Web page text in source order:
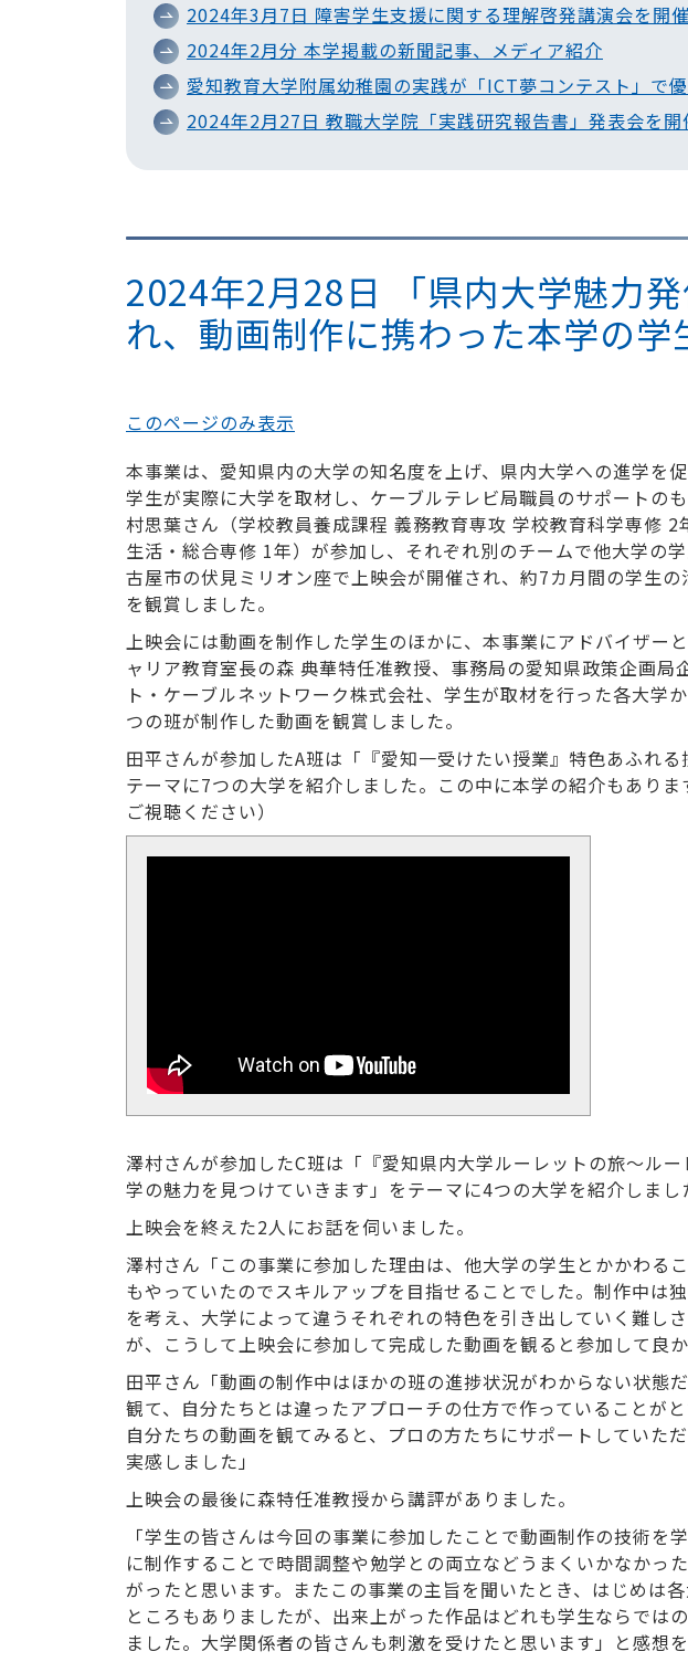
2024年3月7日 障害学生支援に関する理解啓発講演会を開催
2024年2月分 本学掲載の新聞記事、メディア紹介
愛知教育大学附属幼稚園の実践が「ICT夢コンテスト」で
2024年2月27日 教職大学院「実践研究報告書」発表会を開
2024年2月28日 「県内大学魅力
れ、動画制作に携わった本学の学
このページのみ表示
本事業は、愛知県内の大学の知名度を上げ、県内大学への進学を
学生が実際に大学を取材し、ケーブルテレビ局職員のサポートの
村思葉さん（学校教員養成課程 義務教育専攻 学校教育科学専修
生活・総合専修 1年）が参加し、それぞれ別のチームで他大学の
古屋市の伏見ミリオン座で上映会が開催され、約7カ月間の学生
を観賞しました。
上映会には動画を制作した学生のほかに、本事業にアドバイザー
ャリア教育室長の森 典華特任准教授、事務局の愛知県政策企画
ト・ケーブルネットワーク株式会社、学生が取材を行った各大学
つの班が制作した動画を観賞しました。
田平さんが参加したA班は「『愛知一受けたい授業』特色あふれ
テーマに7つの大学を紹介しました。この中に本学の紹介もあり
ご視聴ください）
澤村さんが参加したC班は「『愛知県内大学ルーレットの旅～ル
学の魅力を見つけていきます」をテーマに4つの大学を紹介しまし
上映会を終えた2人にお話を伺いました。
澤村さん「この事業に参加した理由は、他大学の学生とかかわる
もやっていたのでスキルアップを目指せることでした。制作中は
を考え、大学によって違うそれぞれの特色を引き出していく難し
が、こうして上映会に参加して完成した動画を観ると参加して良
田平さん「動画の制作中はほかの班の進捗状況がわからない状態
観て、自分たちとは違ったアプローチの仕方で作っていることが
自分たちの動画を観てみると、プロの方たちにサポートしていた
実感しました」
上映会の最後に森特任准教授から講評がありました。
「学生の皆さんは今回の事業に参加したことで動画制作の技術
に制作することで時間調整や勉学との両立などうまくいかなかっ
がったと思います。またこの事業の主旨を聞いたとき、はじめは
ところもありましたが、出来上がった作品はどれも学生ならでは
ました。大学関係者の皆さんも刺激を受けたと思います」と感想